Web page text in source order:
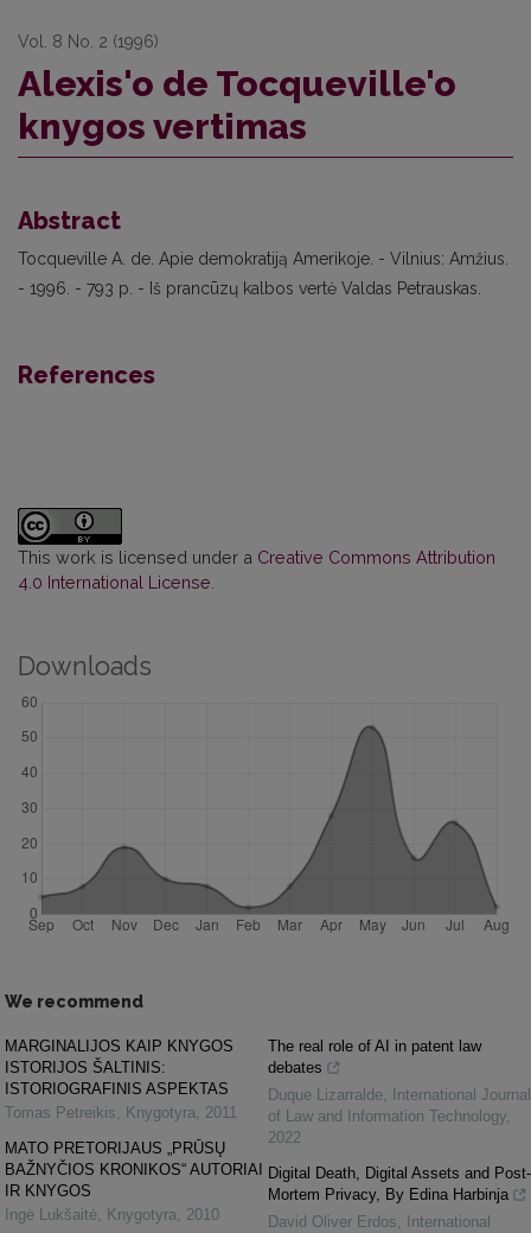
Vol. 8 No. 2 (1996)
Alexis'o de Tocqueville'o
knygos vertimas
Abstract
Tocqueville A. de. Apie demokratiją Amerikoje. - Vilnius: Amžius.
- 1996. - 793 p. - Iš prancūzų kalbos vertė Valdas Petrauskas.
References
This work is licensed under a Creative Commons Attribution
4.0 International License.
Downloads
We recommend
MARGINALIJOS KAIP KNYGOS
ISTORIJOS ŠALTINIS:
ISTORIOGRAFINIS ASPEKTAS
Tomas Petreikis, Knygotyra, 2011
MATO PRETORIJAUS „PRŪSŲ
BAŽNYČIOS KRONIKOS“ AUTORIAI
IR KNYGOS
Ingė Lukšaitė, Knygotyra, 2010
The real role of AI in patent law
debates
Duque Lizarralde,
International Journal
of Law and Information Technology,
2022
Digital Death, Digital Assets and Post-
Mortem Privacy, By Edina Harbinja
David Oliver Erdos,
International